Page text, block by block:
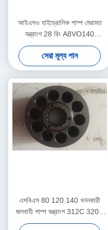
আইএসও হাইড্রোলিক পাম্প মেরামত
যন্ত্রাংশ 28 রিং A8VO140
A8VO200 A8VO250 Duarble
সেরা মূল্য পান
এসবিএস 80 120 140 খননকারী
জলবাহী পাম্প যন্ত্রাংশ 312C 320C
325C সমর্থন